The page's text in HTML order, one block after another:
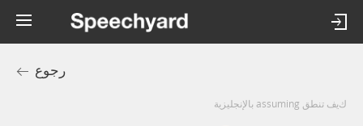
رجوع
كيف تنطق assuming بالإنجليزية